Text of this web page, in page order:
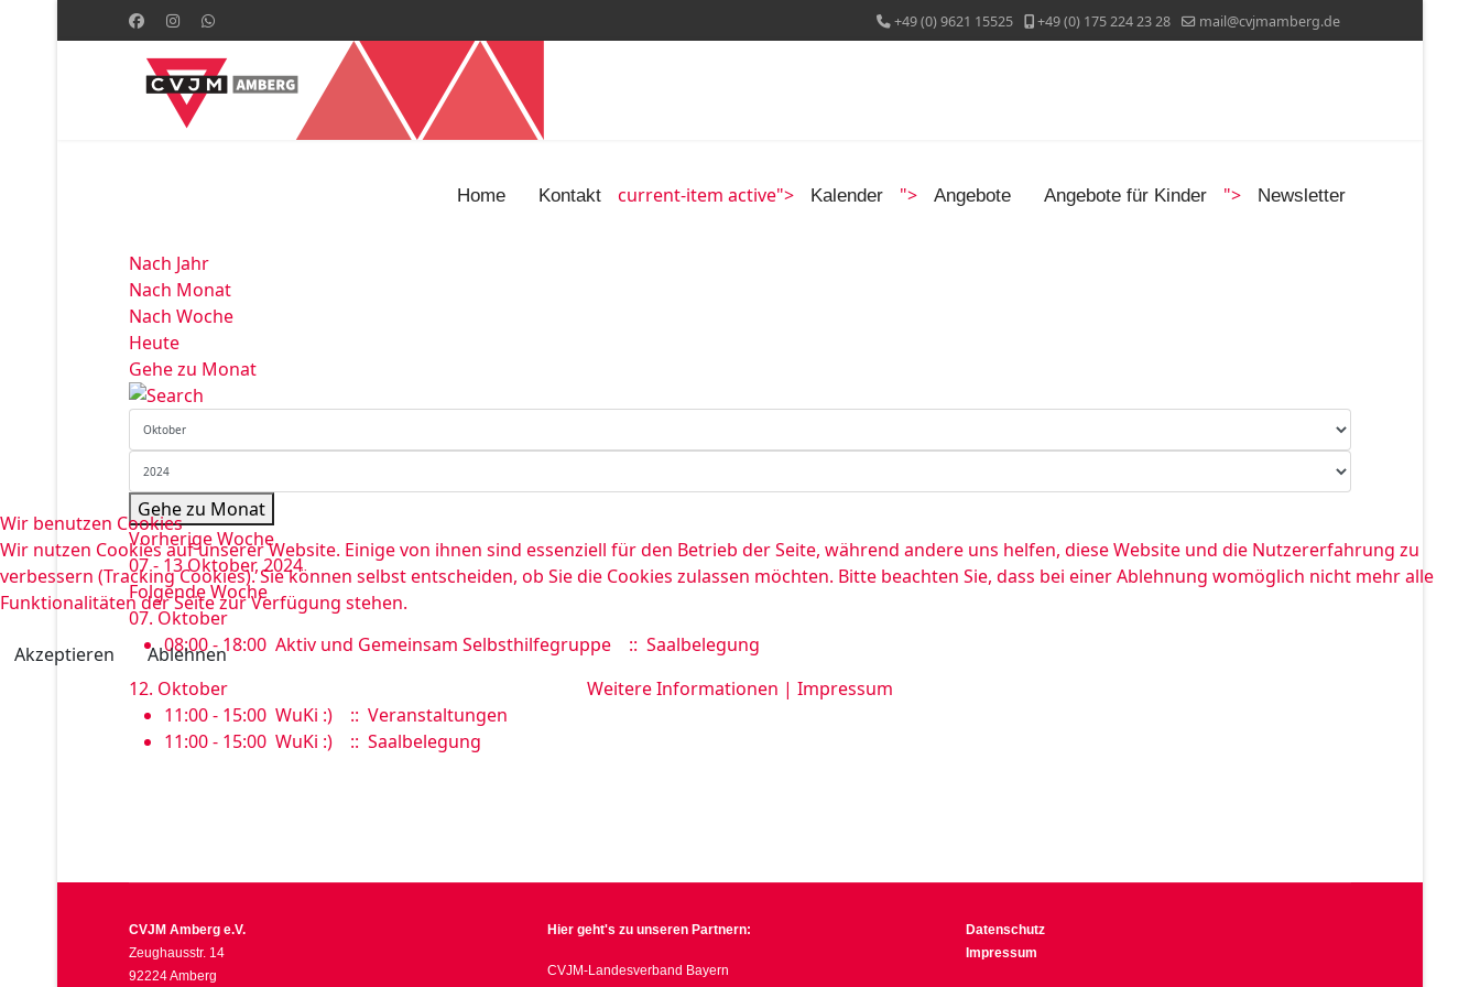
+49 (0) 9621 15525 +49 (0) 175 224 23 28 mail@cvjmamberg.de
Home Kontakt current-item active"> Kalender "> Angebote Angebote für Kinder "> Newsletter
Nach Jahr
Nach Monat
Nach Woche
Heute
Gehe zu Monat
Gehe zu Monat
Vorherige Woche
07 - 13 Oktober, 2024
Folgende Woche
07. Oktober
08:00 - 18:00 Aktiv und Gemeinsam Selbsthilfegruppe
:: Saalbelegung
12. Oktober
11:00 - 15:00 WuKi :)
:: Veranstaltungen
11:00 - 15:00 WuKi :) :: Saalbelegung
CVJM Amberg e.V.
Zeughausstr. 14
92224 Amberg
Hier geht's zu unseren Partnern:
CVJM-Landesverband Bayern
Datenschutz
Impressum
Wir benutzen Cookies
Wir nutzen Cookies auf unserer Website. Einige von ihnen sind essenziell für den Betrieb der Seite, während andere uns helfen, diese Website und die Nutzererfahrung zu
verbessern (Tracking Cookies). Sie können selbst entscheiden, ob Sie die Cookies zulassen möchten. Bitte beachten Sie, dass bei einer Ablehnung womöglich nicht mehr alle
Funktionalitäten der Seite zur Verfügung stehen.
Akzeptieren
Ablehnen
Weitere Informationen | Impressum